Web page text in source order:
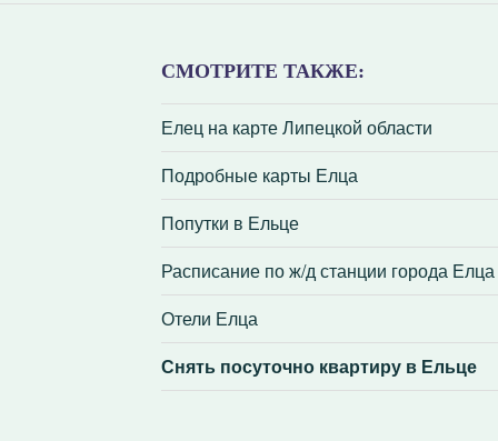
СМОТРИТЕ ТАКЖЕ:
Елец на карте Липецкой области
Подробные карты Елца
Попутки в Ельце
Расписание по ж/д станции города Елца
Отели Елца
Снять посуточно квартиру в Ельце